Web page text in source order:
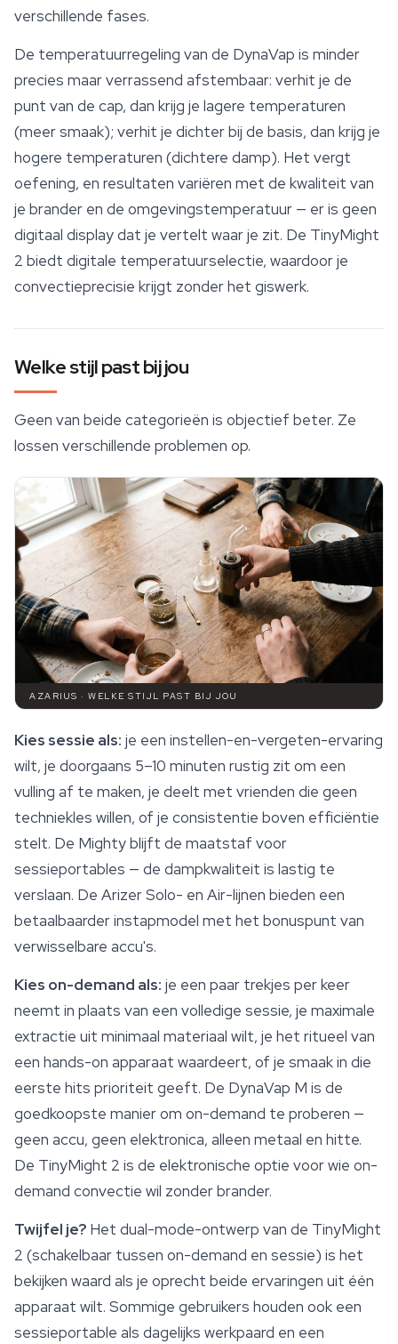
verschillende fases.
De temperatuurregeling van de DynaVap is minder
precies maar verrassend afstembaar: verhit je de
punt van de cap, dan krijg je lagere temperaturen
(meer smaak); verhit je dichter bij de basis, dan krijg je
hogere temperaturen (dichtere damp). Het vergt
oefening, en resultaten variëren met de kwaliteit van
je brander en de omgevingstemperatuur — er is geen
digitaal display dat je vertelt waar je zit. De TinyMight
2 biedt digitale temperatuurselectie, waardoor je
convectieprecisie krijgt zonder het giswerk.
Welke stijl past bij jou
Geen van beide categorieën is objectief beter. Ze
lossen verschillende problemen op.
AZARIUS · WELKE STIJL PAST BIJ JOU
Kies sessie als: je een instellen-en-vergeten-ervaring
wilt, je doorgaans 5–10 minuten rustig zit om een
vulling af te maken, je deelt met vrienden die geen
techniekles willen, of je consistentie boven efficiëntie
stelt. De Mighty blijft de maatstaf voor
sessieportables — de dampkwaliteit is lastig te
verslaan. De Arizer Solo- en Air-lijnen bieden een
betaalbaarder instapmodel met het bonuspunt van
verwisselbare accu's.
Kies on-demand als: je een paar trekjes per keer
neemt in plaats van een volledige sessie, je maximale
extractie uit minimaal materiaal wilt, je het ritueel van
een hands-on apparaat waardeert, of je smaak in die
eerste hits prioriteit geeft. De DynaVap M is de
goedkoopste manier om on-demand te proberen —
geen accu, geen elektronica, alleen metaal en hitte.
De TinyMight 2 is de elektronische optie voor wie on-
demand convectie wil zonder brander.
Twijfel je? Het dual-mode-ontwerp van de TinyMight
2 (schakelbaar tussen on-demand en sessie) is het
bekijken waard als je oprecht beide ervaringen uit één
apparaat wilt. Sommige gebruikers houden ook een
sessieportable als dagelijks werkpaard en een